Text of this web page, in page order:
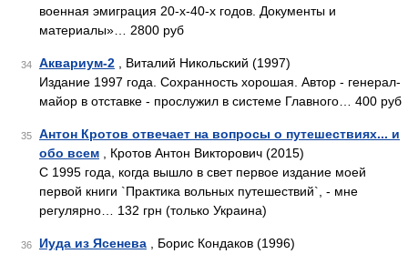
военная эмиграция 20-х-40-х годов. Документы и
материалы»… 2800 руб
34 Аквариум-2 , Виталий Никольский (1997)
Издание 1997 года. Сохранность хорошая. Автор - генерал-
майор в отставке - прослужил в системе Главного… 400 руб
35
Антон Кротов отвечает на вопросы о путешествиях... и
обо всем , Кротов Антон Викторович (2015)
С 1995 года, когда вышло в свет первое издание моей
первой книги `Практика вольных путешествий`, - мне
регулярно… 132 грн (только Украина)
36 Иуда из Ясенева , Борис Кондаков (1996)